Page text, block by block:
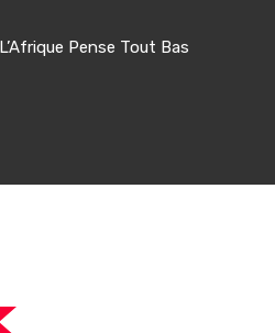
Pense Tout Bas